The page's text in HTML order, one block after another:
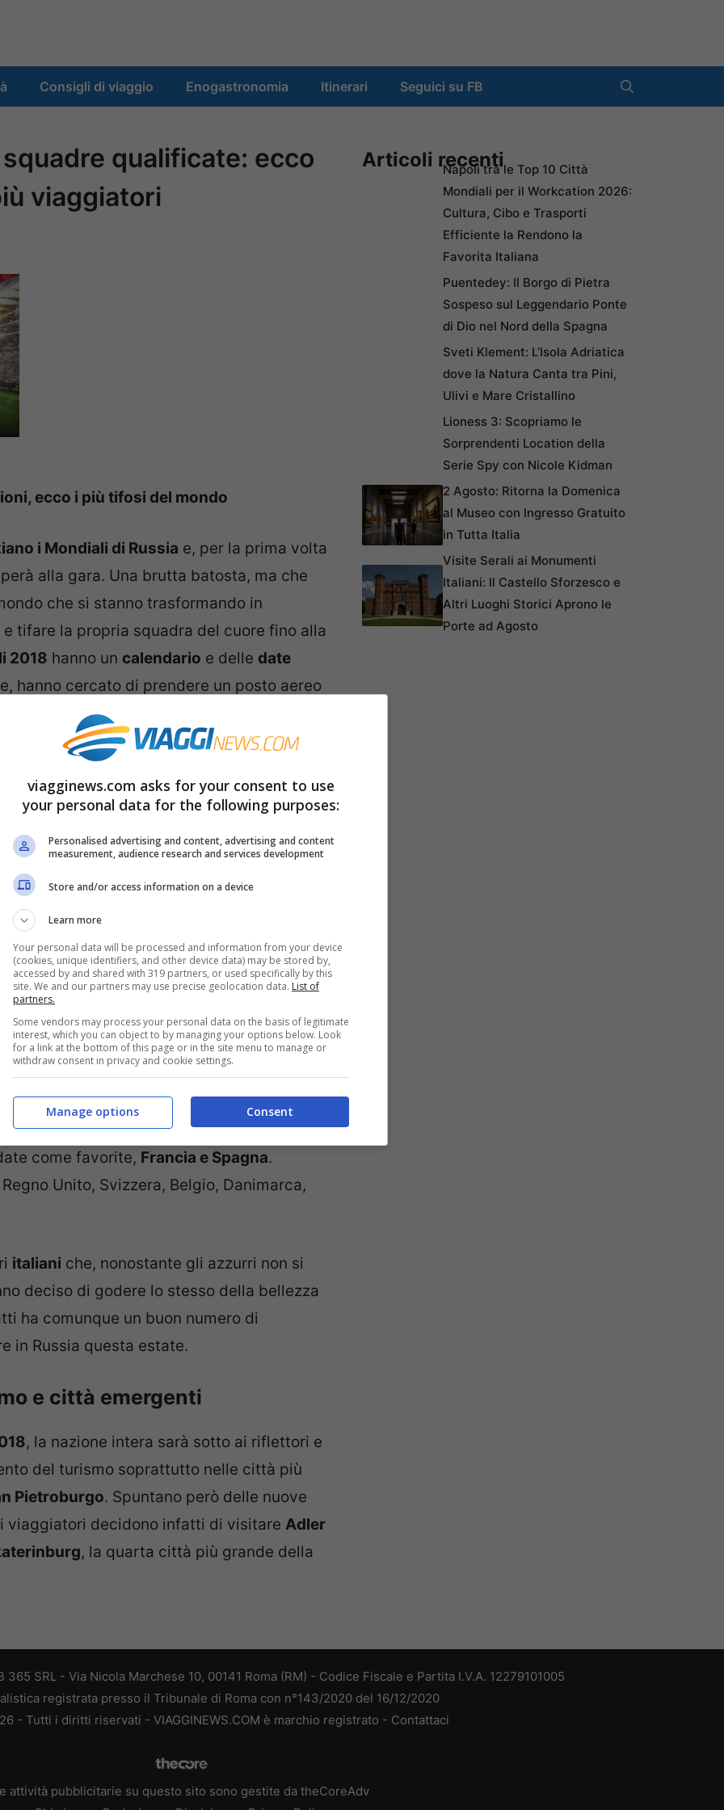
Consigli di viaggio Enogastronomia Itinerari Seguici su FB
qualificate: ecco
viaggiatori
ecco i più tifosi del mondo
i Mondiali di Russia e, per la prima volta
alla gara. Una brutta batosta, ma che
che si stanno trasformando in
e tifare la propria squadra del cuore fino alla
2018 hanno un calendario e delle date
hanno cercato di prendere un posto aereo
Ma chi sono le
di tifosi? Per rispondere a questa
quali sono le
numero di persone che hanno
dei
2018 leggi qui:
date, orari
le nazioni più tifose
2018hanno il maggior numero di
nemmeno unapartita in calendario ,
il maggior numero di persone che
la Russia e, al primo posto, troviamo la
questa classifica troviamo poi i tifosi delle
come favorite, Francia e Spagna.
Unito, Svizzera, Belgio, Danimarca,
italiani che, nonostante gli azzurri non si
deciso di godere lo stesso della bellezza
ha comunque un buon numero di
in Russia questa estate.
e città emergenti
, la nazione intera sarà sotto ai riflettori e
del turismo soprattutto nelle città più
Pietroburgo. Spuntano però delle nuove
viaggiatori decidono infatti di visitare Adler
, la quarta città più grande della
Articoli recentiNapoli tra le Top 10 Città
Mondiali per il Workcation 2026:
Cultura, Cibo e Trasporti
Efficiente la Rendono la
Favorita Italiana
Puentedey: Il Borgo di Pietra
Sospeso sul Leggendario Ponte
di Dio nel Nord della Spagna
Sveti Klement: L’Isola Adriatica
dove la Natura Canta tra Pini,
Ulivi e Mare Cristallino
Lioness 3: Scopriamo le
Sorprendenti Location della
Serie Spy con Nicole Kidman
2 Agosto: Ritorna la Domenica
al Museo con Ingresso Gratuito
in Tutta Italia
Visite Serali ai Monumenti
Italiani: Il Castello Sforzesco e
Altri Luoghi Storici Aprono le
Porte ad Agosto
SRL - Via Nicola Marchese 10, 00141 Roma (RM) - Codice Fiscale e Partita I.V.A. 12279101005
registrata presso il Tribunale di Roma con n°143/2020 del 16/12/2020
- Tutti i diritti riservati - VIAGGINEWS.COM è marchio registrato - Contattaci
attività pubblicitarie su questo sito sono gestite da theCoreAdv
viagginews.com asks for your consent to use
your personal data for the following purposes:
Personalised advertising and content, advertising and content
measurement, audience research and services development
Store and/or access information on a device
Learn more
Your personal data will be processed and information from your device
(cookies, unique identifiers, and other device data) may be stored by,
accessed by and shared with 319 partners, or used specifically by this
site. We and our partners may use precise geolocation data. List of
partners.
Some vendors may process your personal data on the basis of legitimate
interest, which you can object to by managing your options below. Look
for a link at the bottom of this page or in the site menu to manage or
withdraw consent in privacy and cookie settings.
Consent
Manage options